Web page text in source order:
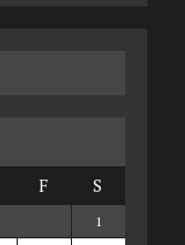
F S
1